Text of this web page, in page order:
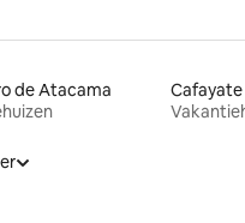
de Atacama
Cafayate